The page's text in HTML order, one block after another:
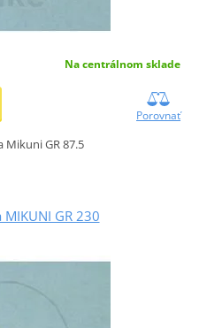
Na centrálnom sklade
Porovnať
Mikuni GR 87.5
GR 230